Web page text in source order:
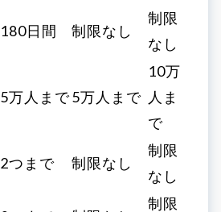
180日間 制限なし
制限
なし
5万人まで5万人まで
10万
人ま
で
2つまで 制限なし
制限
なし
制限